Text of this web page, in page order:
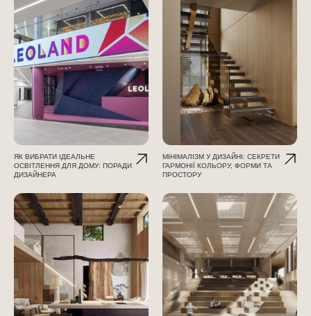
ЯК ВИБРАТИ ІДЕАЛЬНЕ
ОСВІТЛЕННЯ ДЛЯ ДОМУ: ПОРАДИ
ДИЗАЙНЕРА
МІНІМАЛІЗМ У ДИЗАЙНІ: СЕКРЕТИ
ГАРМОНІЇ КОЛЬОРУ, ФОРМИ ТА
ПРОСТОРУ